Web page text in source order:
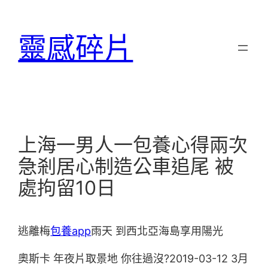
靈感碎片
上海一男人一包養心得兩次
急剎居心制造公車追尾 被
處拘留10日
逃離梅包養app雨天 到西北亞海島享用陽光
奧斯卡 年夜片取景地 你往過沒?2019-03-12 3月